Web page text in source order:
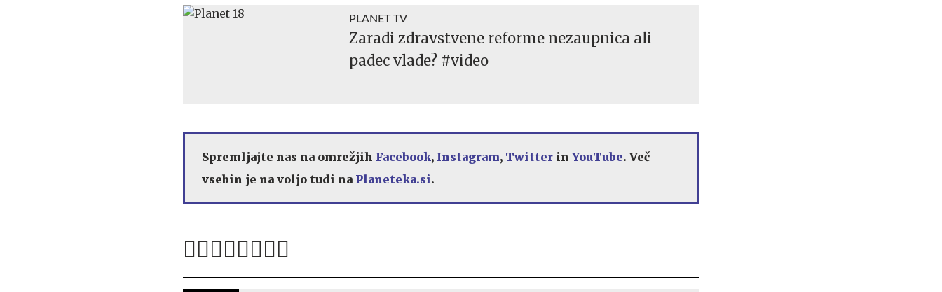
PLANET TV
Zaradi zdravstvene reforme nezaupnica ali
padec vlade? #video
Spremljajte nas na omrežjih Facebook, Instagram, Twitter in YouTube. Več
vsebin je na voljo tudi na Planeteka.si.